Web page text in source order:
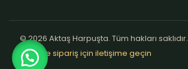
© 2026 Aktaş Harpuşta. Tüm hakları saklıdır.
Teklif ve sipariş için iletişime geçin